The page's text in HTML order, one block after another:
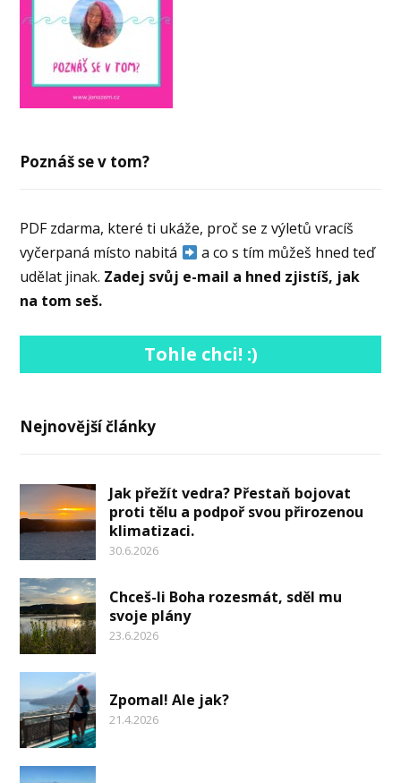
Poznáš se v tom?
PDF zdarma, které ti ukáže, proč se z výletů vracíš
vyčerpaná místo nabitá
a co s tím můžeš hned teď
udělat jinak. Zadej svůj e-mail a hned zjistíš, jak
na tom seš.
Tohle chci! :)
Nejnovější články
Jak přežít vedra? Přestaň bojovat
proti tělu a podpoř svou přirozenou
klimatizaci.
30.6.2026
Chceš-li Boha rozesmát, sděl mu
svoje plány
23.6.2026
Zpomal! Ale jak?
21.4.2026